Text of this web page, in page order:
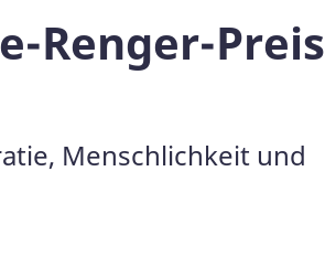
Renger-Preis
Menschlichkeit und